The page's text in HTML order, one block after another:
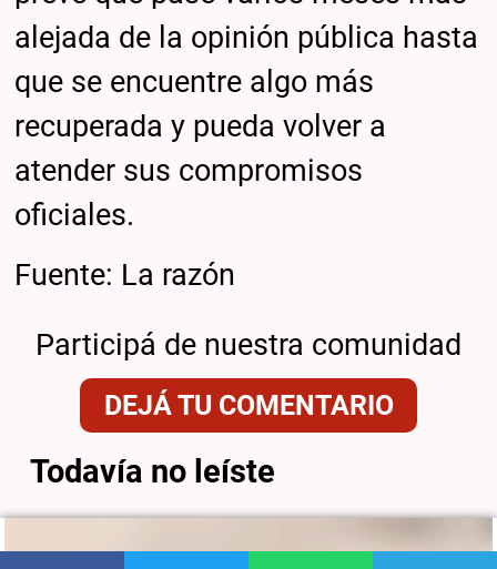
alejada de la opinión pública hasta
que se encuentre algo más
recuperada y pueda volver a
atender sus compromisos
oficiales.
Fuente: La razón
Participá de nuestra comunidad
DEJÁ TU COMENTARIO
Todavía no leíste